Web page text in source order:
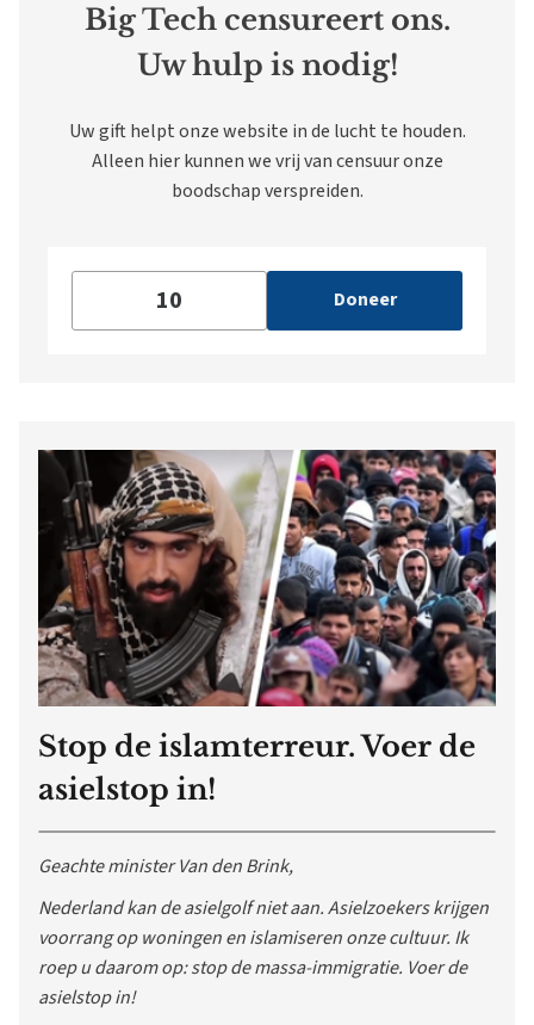
Big Tech censureert ons.
Uw hulp is nodig!
Uw gift helpt onze website in de lucht te houden.
Alleen hier kunnen we vrij van censuur onze
boodschap verspreiden.
Doneer
Stop de islamterreur. Voer de
asielstop in!
Geachte minister Van den Brink,
Nederland kan de asielgolf niet aan. Asielzoekers krijgen
voorrang op woningen en islamiseren onze cultuur. Ik
roep u daarom op: stop de massa-immigratie. Voer de
asielstop in!